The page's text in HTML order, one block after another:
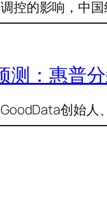
控的影响，中
测：惠普
创始人